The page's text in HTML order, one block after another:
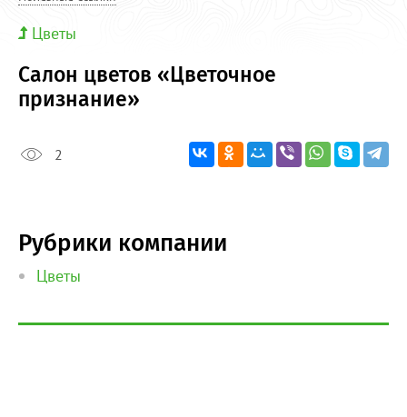
Цветы
Салон цветов «Цветочное
признание»
2
Рубрики компании
Цветы